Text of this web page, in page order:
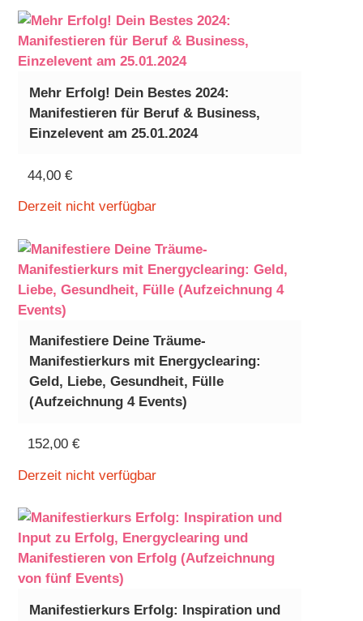
Mehr Erfolg! Dein Bestes 2024:
Manifestieren für Beruf & Business,
Einzelevent am 25.01.2024
44,00€
Derzeit nicht verfügbar
Manifestiere Deine Träume-
Manifestierkurs mit Energyclearing:
Geld, Liebe, Gesundheit, Fülle
(Aufzeichnung 4 Events)
152,00€
Derzeit nicht verfügbar
Manifestierkurs Erfolg: Inspiration und